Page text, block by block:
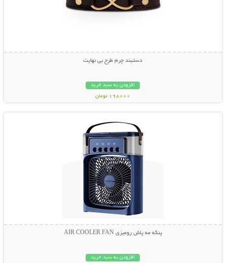
دستبند چرم طرح بی نهایت
افزودن به سبد خرید
198000 تومان
نمایش توضیحات بیشتر
پنکه مه پاش رومیزی AIR COOLER FAN
افزودن به سبد خرید